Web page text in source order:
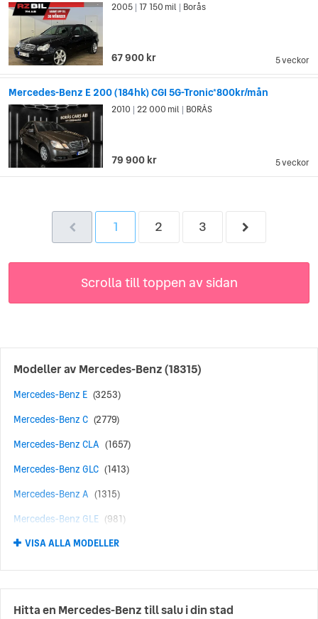
5 veckor
2005 17 150 mil Borås
67 900 kr
Mercedes-Benz E 200 (184hk) CGI 5G-Tronic*800kr/mån
5 veckor
2010 22 000 mil BORÅS
79 900 kr
1 2 3
Scrolla till toppen av sidan
Modeller av Mercedes-Benz(18315)
Mercedes-Benz E (3253)
Mercedes-Benz C (2779)
Mercedes-Benz CLA (1657)
Mercedes-Benz GLC (1413)
Mercedes-Benz A (1315)
Mercedes-Benz GLE (981)
Mercedes-Benz AMG (616)
Mercedes-Benz B (467)
Mercedes-Benz GLA (424)
VISA ALLA MODELLER
Hitta en Mercedes-Benz till salu i din stad